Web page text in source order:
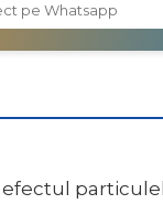
pe Whatsapp